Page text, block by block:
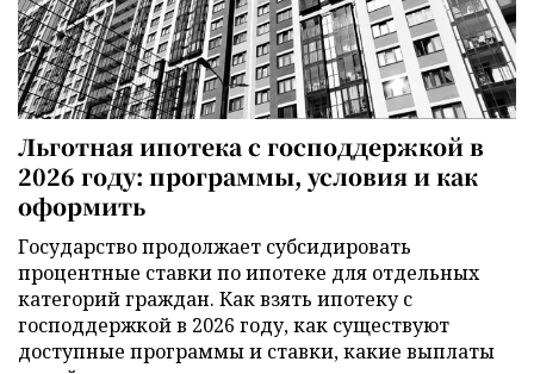
Льготная ипотека с господдержкой в
2026 году: программы, условия и как
оформить
Государство продолжает субсидировать
процентные ставки по ипотеке для отдельных
категорий граждан. Как взять ипотеку с
господдержкой в 2026 году, как существуют
доступные программы и ставки, какие выплаты